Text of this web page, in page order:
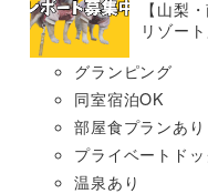
【山梨
リゾート
グランピング
同室宿泊OK
部屋食プランあり
プライベートド
温泉あり